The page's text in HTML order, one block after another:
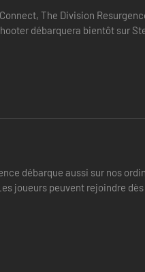
The Division
débarquera bientôt sur
débarque aussi sur nos
joueurs peuvent rejoindre